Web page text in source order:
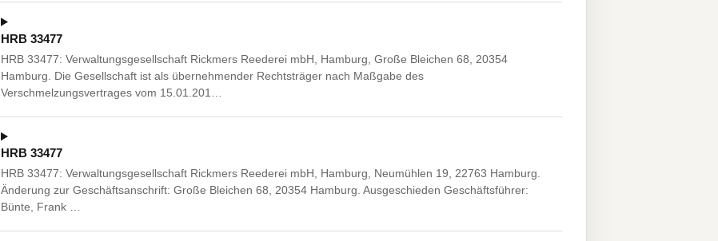
HRB 33477
HRB 33477: Verwaltungsgesellschaft Rickmers Reederei mbH, Hamburg, Große Bleichen 68, 20354
Hamburg. Die Gesellschaft ist als übernehmender Rechtsträger nach Maßgabe des
Verschmelzungsvertrages vom 15.01.201…
HRB 33477
HRB 33477: Verwaltungsgesellschaft Rickmers Reederei mbH, Hamburg, Neumühlen 19, 22763 Hamburg.
Änderung zur Geschäftsanschrift: Große Bleichen 68, 20354 Hamburg. Ausgeschieden Geschäftsführer:
Bünte, Frank …